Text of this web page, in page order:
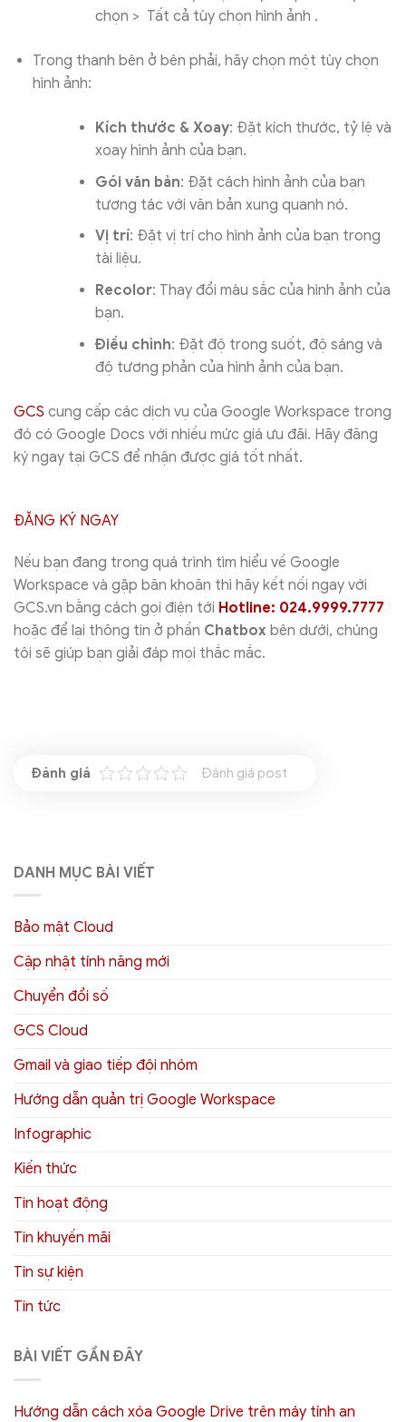
chọn > Tất cả tùy chọn hình ảnh .
Trong thanh bên ở bên phải, hãy chọn một tùy chọn
hình ảnh:
Kích thước & Xoay: Đặt kích thước, tỷ lệ và
xoay hình ảnh của bạn.
Gói văn bản: Đặt cách hình ảnh của bạn
tương tác với văn bản xung quanh nó.
Vị trí: Đặt vị trí cho hình ảnh của bạn trong
tài liệu.
Recolor: Thay đổi màu sắc của hình ảnh của
bạn.
Điều chỉnh: Đặt độ trong suốt, độ sáng và
độ tương phản của hình ảnh của bạn.
GCS cung cấp các dịch vụ của Google Workspace trong
đó có Google Docs với nhiều mức giá ưu đãi. Hãy đăng
ký ngay tại GCS để nhận được giá tốt nhất.
ĐĂNG KÝ NGAY
Nếu bạn đang trong quá trình tìm hiểu về Google
Workspace và gặp băn khoăn thì hãy kết nối ngay với
GCS.vn bằng cách gọi điện tới Hotline: 024.9999.7777
hoặc để lại thông tin ở phần Chatbox bên dưới, chúng
tôi sẽ giúp bạn giải đáp mọi thắc mắc.
Đánh giá post
DANH MỤC BÀI VIẾT
Bảo mật Cloud
Cập nhật tính năng mới
Chuyển đổi số
GCS Cloud
Gmail và giao tiếp đội nhóm
Hướng dẫn quản trị Google Workspace
Infographic
Kiến thức
Tin hoạt động
Tin khuyến mãi
Tin sự kiện
Tin tức
BÀI VIẾT GẦN ĐÂY
Hướng dẫn cách xóa Google Drive trên máy tính an